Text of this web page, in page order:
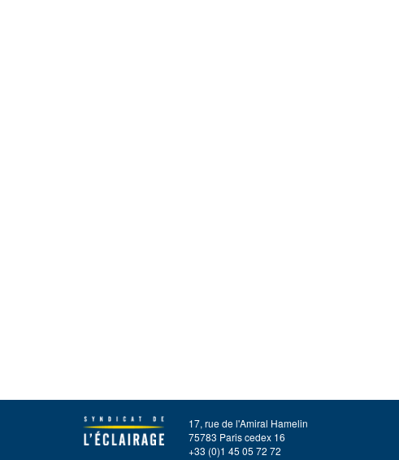
17, rue de l'Amiral Hamelin
75783 Paris cedex 16
+33 (0)1 45 05 72 72